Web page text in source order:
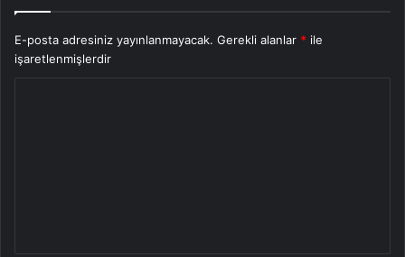
E-posta adresiniz yayınlanmayacak. Gerekli alanlar * ile
işaretlenmişlerdir